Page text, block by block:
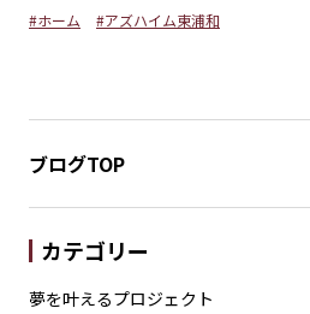
#ホーム
#アズハイム東浦和
ブログTOP
カテゴリー
夢を叶えるプロジェクト